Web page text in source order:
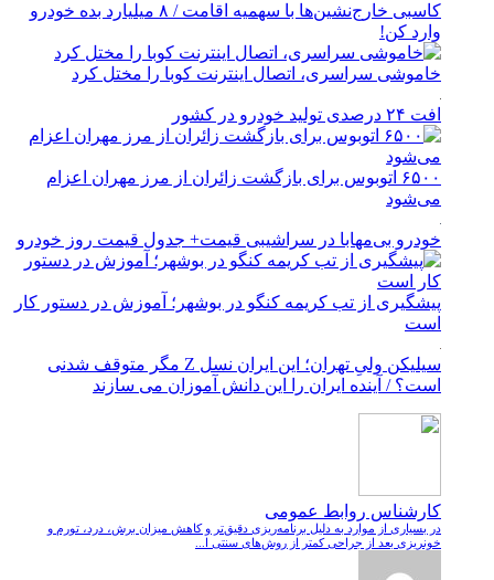
کاسبی خارج‌نشین‌ها با سهمیه اقامت / ۸ میلیارد بده خودرو
وارد کن!
خاموشی سراسری، اتصال اینترنت کوبا را مختل کرد
افت ۲۴ درصدی تولید خودرو در کشور
۶۵۰۰ اتوبوس برای بازگشت زائران از مرز مهران اعزام
می‌شود
خودرو بی‌مهابا در سراشیبی قیمت+ جدول قیمت روز خودرو
پیشگیری از تب کریمه کنگو در بوشهر؛ آموزش در دستور کار
است
سیلیکن ولیِ تهران؛ این ایران نسل Z مگر متوقف شدنی
است؟ / آینده ایران را این دانش آموزان می سازند
کارشناس روابط عمومی
در بسیاری از موارد به دلیل برنامه‌ریزی دقیق‌تر و کاهش میزان برش، درد، تورم و
خونریزی بعد از جراحی کمتر از روش‌های سنتی ا...